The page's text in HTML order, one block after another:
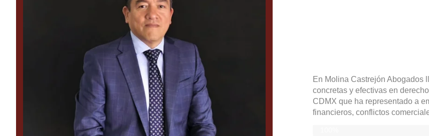
En Molina Castrejón Abogados
concretas y efectivas en
CDMX que ha representado a
financieros, conflictos